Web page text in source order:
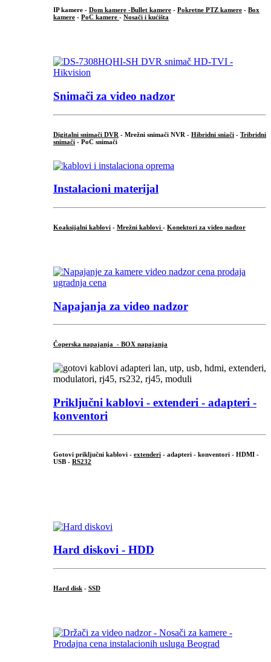
IP kamere - Dom kamere -Bullet kamere - Pokretne PTZ kamere - Box
kamere - PoC kamere - Nosači i kućišta
Snimači za video nadzor
Digitalni snimači DVR - Mrežni snimači NVR - Hibridni sniači - Tribridni
snimači - PoC snimači
Instalacioni materijal
Koaksijalni kablovi - Mrežni kablovi - Konektori za video nadzor
Napajanja za video nadzor
Čoperska napajanja - BOX napajanja
Priključni kablovi - extenderi - adapteri -
konventori
Gotovi priključni kablovi - extenderi - adapteri - konventori - HDMI -
USB - RS232
Hard diskovi - HDD
Hard disk - SSD